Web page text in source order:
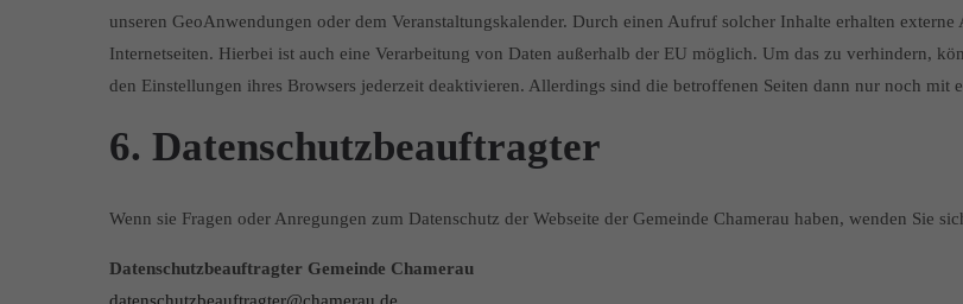
unseren GeoAnwendungen oder dem Veranstaltungskalender. Durch einen Aufruf solcher Inhalte erhalten
Internetseiten. Hierbei ist auch eine Verarbeitung von Daten außerhalb der EU möglich. Um das zu verhindern,
den Einstellungen ihres Browsers jederzeit deaktivieren. Allerdings sind die betroffenen Seiten dann nur noch mit
6. Datenschutzbeauftragter
Wenn sie Fragen oder Anregungen zum Datenschutz der Webseite der Gemeinde Chamerau haben, wenden Sie
Datenschutzbeauftragter Gemeinde Chamerau